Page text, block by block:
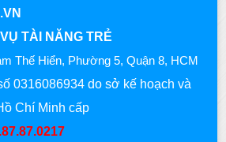
TÀI NĂNG TRẺ
Thế Hiển, Phường 5, Quận 8, HCM
0316086934 do sở kế hoạch và
Chí Minh cấp